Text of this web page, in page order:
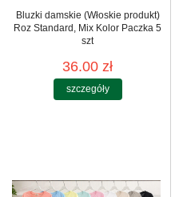
Bluzki damskie (Włoskie produkt)
Roz Standard, Mix Kolor Paczka 5
szt
36.00 zł
szczegóły